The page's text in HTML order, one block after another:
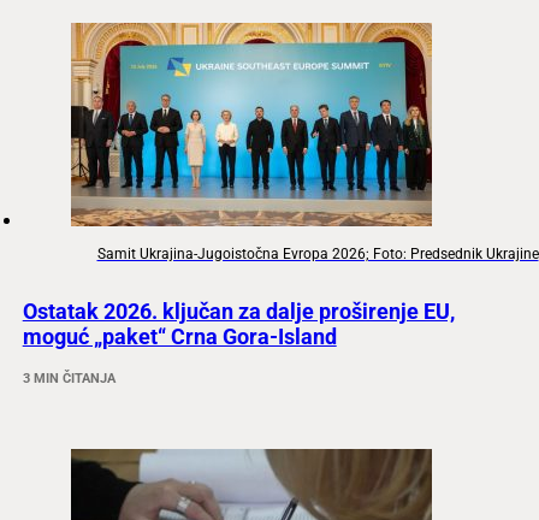
Samit Ukrajina-Jugoistočna Evropa 2026; Foto: Predsednik Ukrajine
Ostatak 2026. ključan za dalje proširenje EU,
moguć „paket“ Crna Gora-Island
3 MIN ČITANJA